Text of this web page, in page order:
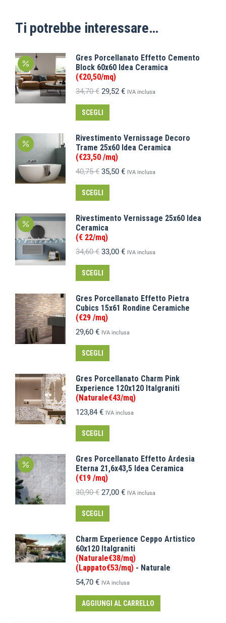
Ti potrebbe interessare…
Gres Porcellanato Effetto Cemento
Block 60x60 Idea Ceramica
(€20,50/mq)
34,70€ 29,52 € IVA inclusa
SCEGLI
Rivestimento Vernissage Decoro
Trame 25x60 Idea Ceramica
(€23,50 /mq)
40,75€ 35,50 € IVA inclusa
SCEGLI
Rivestimento Vernissage 25x60 Idea
Ceramica
(€ 22/mq)
34,60€ 33,00 € IVA inclusa
SCEGLI
Gres Porcellanato Effetto Pietra
Cubics 15x61 Rondine Ceramiche
(€29 /mq)
29,60 € IVA inclusa
SCEGLI
Gres Porcellanato Charm Pink
Experience 120x120 Italgraniti
(Naturale€43/mq)
123,84 € IVA inclusa
SCEGLI
Gres Porcellanato Effetto Ardesia
Eterna 21,6x43,5 Idea Ceramica
(€19 /mq)
30,90€ 27,00 € IVA inclusa
SCEGLI
Charm Experience Ceppo Artistico
60x120 Italgraniti
(Naturale€38/mq)
(Lappato€53/mq) - Naturale
54,70 € IVA inclusa
AGGIUNGI AL CARRELLO